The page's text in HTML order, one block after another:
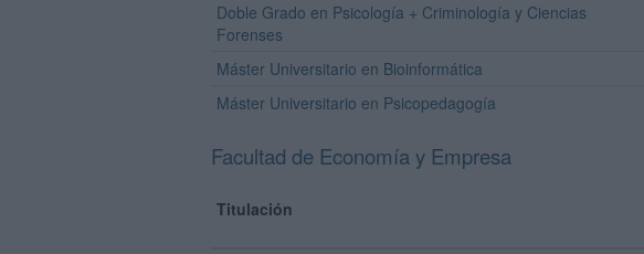
Doble Grado en Psicología + Criminología y Ciencias
Forenses
Máster Universitario en Bioinformática
Máster Universitario en Psicopedagogía
Facultad de Economía y Empresa
Titulación